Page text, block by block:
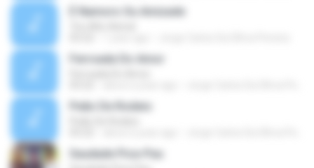
É Namoro Ou Amizade
Ferroada Do Amor
Peão De Rodeio
Saudade Pica-Pau